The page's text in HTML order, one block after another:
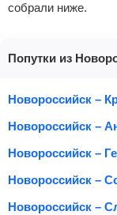
собрали ниже.
Попутки из
Новороссийск –
Новороссийск –
Новороссийск –
Новороссийск –
Новороссийск –